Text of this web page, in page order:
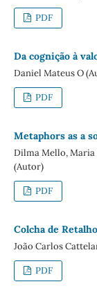
PDF
Da cognição à
Daniel Mateus O
PDF
Metaphors as a
Dilma Mello,
(Autor)
PDF
Colcha de
João Carlos
PDF